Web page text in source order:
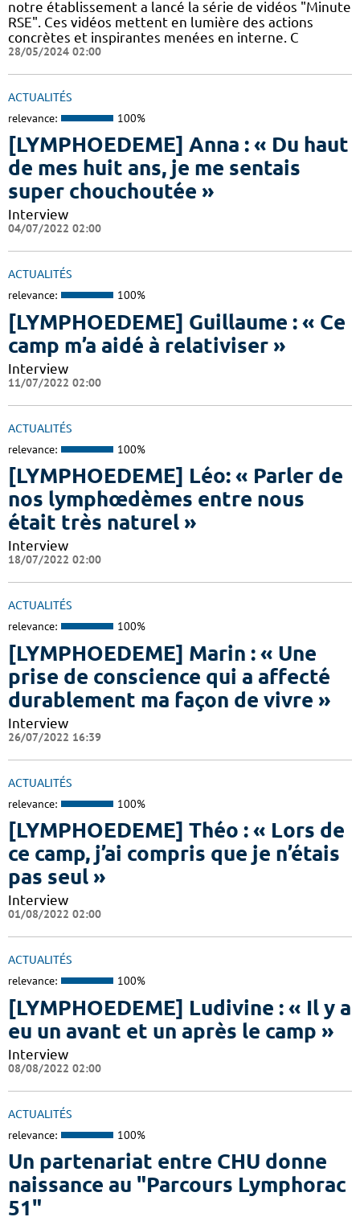
notre établissement a lancé la série de vidéos "Minute
RSE". Ces vidéos mettent en lumière des actions
concrètes et inspirantes menées en interne. C
28/05/2024 02:00
ACTUALITÉS
relevance: 100%
[LYMPHOEDEME] Anna : « Du haut
de mes huit ans, je me sentais
super chouchoutée »
Interview
04/07/2022 02:00
ACTUALITÉS
relevance: 100%
[LYMPHOEDEME] Guillaume : « Ce
camp m’a aidé à relativiser »
Interview
11/07/2022 02:00
ACTUALITÉS
relevance: 100%
[LYMPHOEDEME] Léo: « Parler de
nos lymphœdèmes entre nous
était très naturel »
Interview
18/07/2022 02:00
ACTUALITÉS
relevance: 100%
[LYMPHOEDEME] Marin : « Une
prise de conscience qui a affecté
durablement ma façon de vivre »
Interview
26/07/2022 16:39
ACTUALITÉS
relevance: 100%
[LYMPHOEDEME] Théo : « Lors de
ce camp, j’ai compris que je n’étais
pas seul »
Interview
01/08/2022 02:00
ACTUALITÉS
relevance: 100%
[LYMPHOEDEME] Ludivine : « Il y a
eu un avant et un après le camp »
Interview
08/08/2022 02:00
ACTUALITÉS
relevance: 100%
Un partenariat entre CHU donne
naissance au "Parcours Lymphorac
51"